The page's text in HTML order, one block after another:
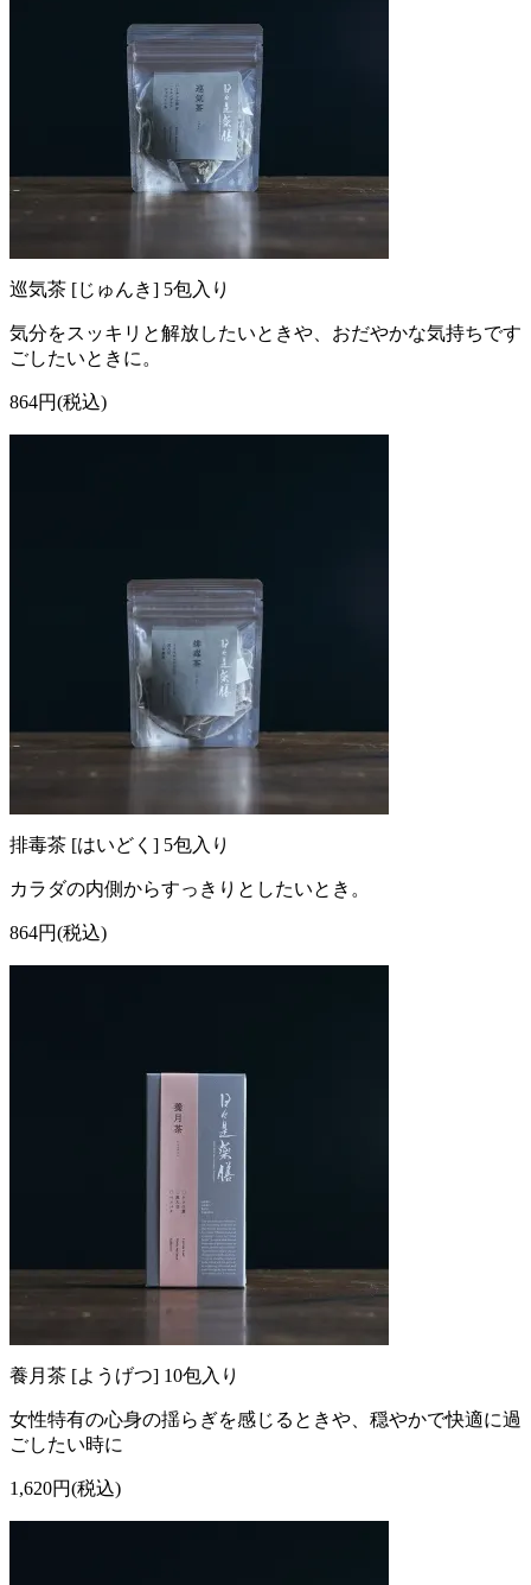
巡気茶 [じゅんき] 5包入り
気分をスッキリと解放したいときや、おだやかな気持ちです
ごしたいときに。
864円(税込)
排毒茶 [はいどく] 5包入り
カラダの内側からすっきりとしたいとき。
864円(税込)
養月茶 [ようげつ] 10包入り
女性特有の心身の揺らぎを感じるときや、穏やかで快適に過
ごしたい時に
1,620円(税込)